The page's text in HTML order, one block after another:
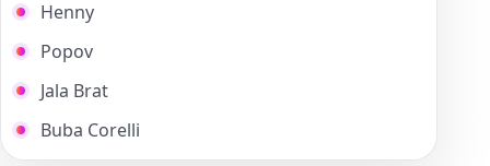
Henny
Popov
Jala Brat
Buba Corelli